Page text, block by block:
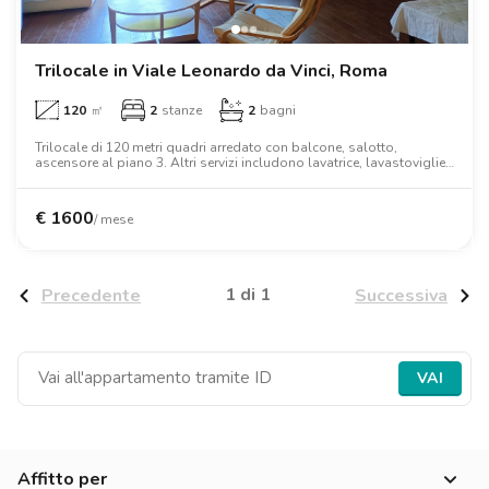
Ville
Loft
Ville
Loft
Ville
Loft
Ville
Loft
Ville
Loft
Ville
Loft
Firenze
Ville
Loft
Roma
Ville
Loft
Napoli
Ville
Loft
Catania
Ville
Loft
Padova
Ville
Loft
Trilocale in Viale Leonardo da Vinci, Roma
120 ㎡ 2 stanze 2 bagni
Trilocale di 120 metri quadri arredato con balcone, salotto,
ascensore al piano 3. Altri servizi includono lavatrice, lavastoviglie,
€ 1600/ mese
Precedente 1 di 1 Successiva
VAI
Affitto per